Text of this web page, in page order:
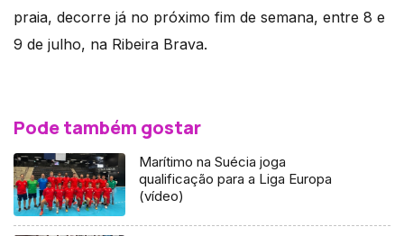
praia, decorre já no próximo fim de semana, entre 8 e
9 de julho, na Ribeira Brava.
Pode também gostar
Marítimo na Suécia joga
qualificação para a Liga Europa
(vídeo)